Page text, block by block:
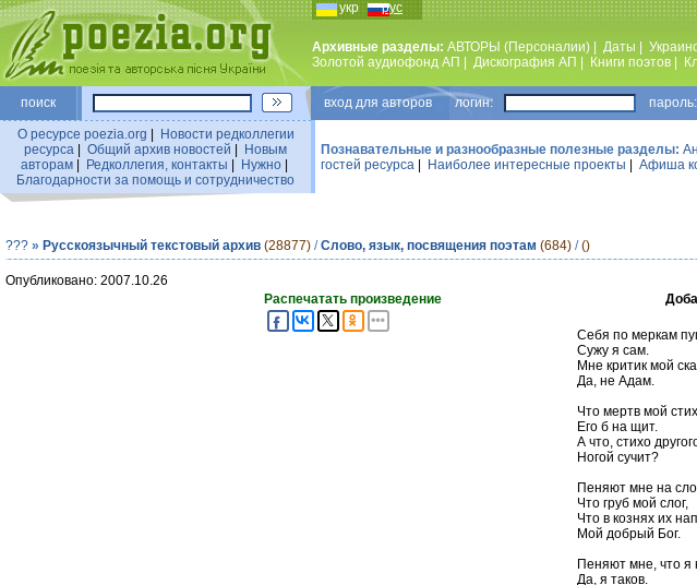
укр рус
Архивные разделы: АВТОРЫ (Персоналии) Даты
Золотой аудиофонд АП
Дискография АП Книги поэтов
поиск вход для авторов логин: пароль:
О ресурсе poezia.org
Новости редколлегии
ресурса
Общий архив новостей
Новым
авторам| Редколлегия, контакты Нужно|
Благодарности за помощь и сотрудничество
Познавательные и разнообразные полезные разделы:
гостей ресурса
Наиболее интересные проекты Афиша
??? » Русскоязычный текстовый архив (28877) /Слово, язык, посвящения поэтам (684) /()
Опубликовано: 2007.10.26
Распечатать произведение
Себя по меркам
Сужу я сам.
Мне критик мой
Да, не Адам.
Что мертв мой
Его б на щит.
А что, стихо
Ногой сучит?
Пеняют мне на
Что груб мой слог,
Что в кознях их
Мой добрый Бог.
Пеняют мне, что я
Да, я таков.